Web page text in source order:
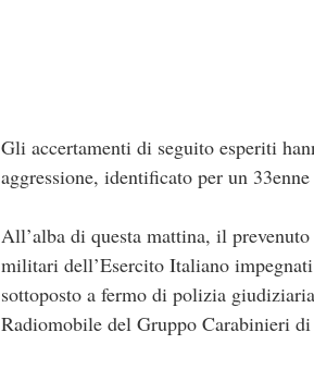
Gli accertamenti di seguito esperiti
aggressione, identificato per un
All’alba di questa mattina, il
militari dell’Esercito Italiano
sottoposto a fermo di polizia
Radiomobile del Gruppo Carabinieri